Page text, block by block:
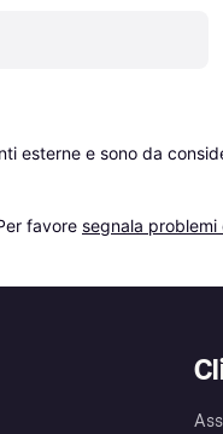
esterne e sono da
favore segnala problemi